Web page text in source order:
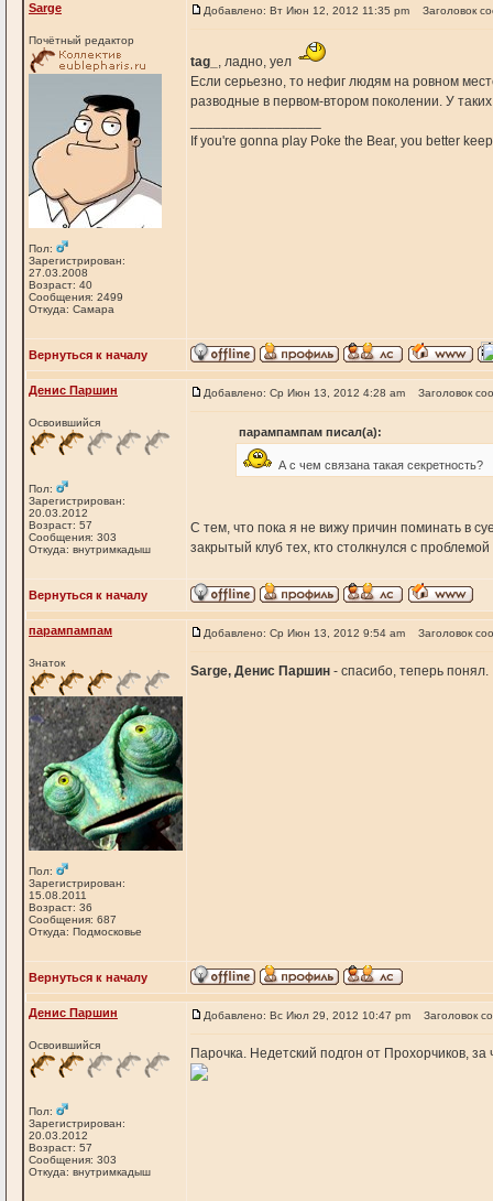
Sarge
Почётный редактор
Пол:
Зарегистрирован:
27.03.2008
Возраст: 40
Сообщения: 2499
Откуда: Самара
Добавлено: Вт Июн 12, 2012 11:35 pm Заголовок
tag_ , ладно, уел
Если серьезно, то нефиг людям на ровном
разводные в первом-втором поколении. У
If you're gonna play Poke the Bear, you better
Вернуться к началу
Денис Паршин
Освоившийся
Пол:
Зарегистрирован:
20.03.2012
Возраст: 57
Сообщения: 303
Откуда: внутримкадыш
Добавлено: Ср Июн 13, 2012 4:28 am Заголовок
парампампам писал(а):
А с чем связана такая секретность?
С тем, что пока я не вижу причин поминать в
закрытый клуб тех, кто столкнулся с
Вернуться к началу
парампампам
Знаток
Пол:
Зарегистрирован:
15.08.2011
Возраст: 36
Сообщения: 687
Откуда: Подмосковье
Добавлено: Ср Июн 13, 2012 9:54 am Заголовок
Sarge, Денис Паршин - спасибо, теперь понял.
Вернуться к началу
Денис Паршин
Освоившийся
Пол:
Зарегистрирован:
20.03.2012
Возраст: 57
Сообщения: 303
Откуда: внутримкадыш
Добавлено: Вс Июл 29, 2012 10:47 pm Заголовок
Парочка. Недетский подгон от Прохорчиков, за